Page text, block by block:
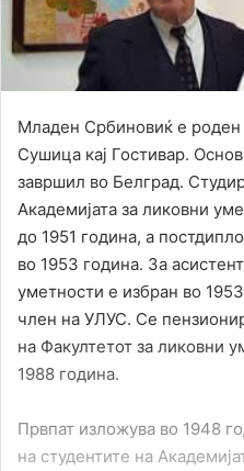
Младен Србиновиќ е роден
Сушица кај Гостивар.
завршил во Белград.
Академијата за ликовни
до 1951 година, а
во 1953 година. За
уметности е избран во
член на УЛУС. Се
на Факултетот за ликовни
1988 година.
Првпат изложува во 1948
на студентите на